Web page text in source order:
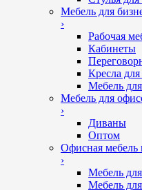
Мебель для
›
Рабочая
Кабинеты
Кресла
Мебель
Мебель для
›
Диваны
Оптом
Офисная мебель
›
Мебель
Мебель